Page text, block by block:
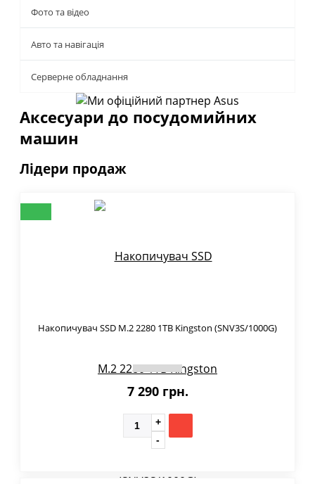
Фото та відео
Авто та навігація
Серверне обладнання
Аксесуари до посудомийних
машин
Лідери продаж
Накопичувач SSD M.2 2280 1TB Kingston (SNV3S/1000G)
7 290 грн.